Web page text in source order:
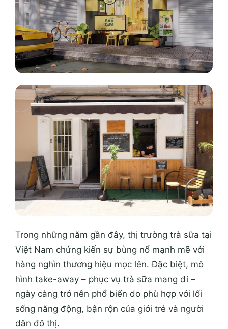
Trong những năm gần đây, thị trường trà sữa tại
Việt Nam chứng kiến sự bùng nổ mạnh mẽ với
hàng nghìn thương hiệu mọc lên. Đặc biệt, mô
hình take-away – phục vụ trà sữa mang đi –
ngày càng trở nên phổ biến do phù hợp với lối
sống năng động, bận rộn của giới trẻ và người
dân đô thị.